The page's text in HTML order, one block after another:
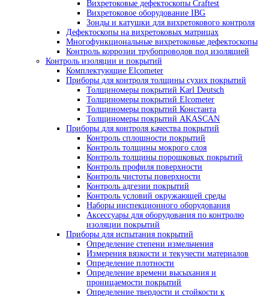
Твердомеры PROCEQ
Твердомеры МЕТ
Твердомеры Интротест
Твердомеры Машпроект
Твердомер по Бриннелю
Твердомеры по Виккерсу
Твердомеры по Роквеллу
Универсальные твердомеры
Портальные твердомеры
Дополнительное оборудование для
Оборудование для капиллярного контроля
Стенды для ручного капиллярного контроля
Линии капиллярного контроля
Системы УФ-освещения
Системы водоподготовки и очистки воды
Принадлежности для капиллярной
Расходные материалы
Оборудование для магнитопорошкового контроля
Магнитопорошковые дефектоскопы
Переносные магнитопорошковые
Стационарные магнитопорошковые
дефектоскопы
Электромагниты для магнитопорошковой
дефектоскопии
Размагничивающие установки
Системы УФ-освещения